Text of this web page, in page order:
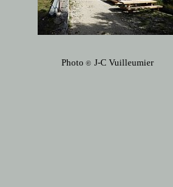
Photo © J-C Vuilleumier